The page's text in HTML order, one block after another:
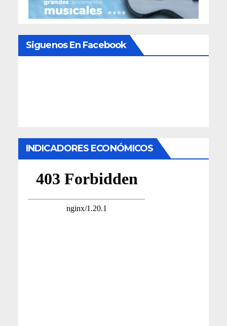
Siguenos En Facebook
INDICADORES ECONÓMICOS